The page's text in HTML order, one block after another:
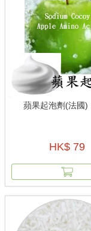
蘋果起泡劑(法國)
HK$ 79